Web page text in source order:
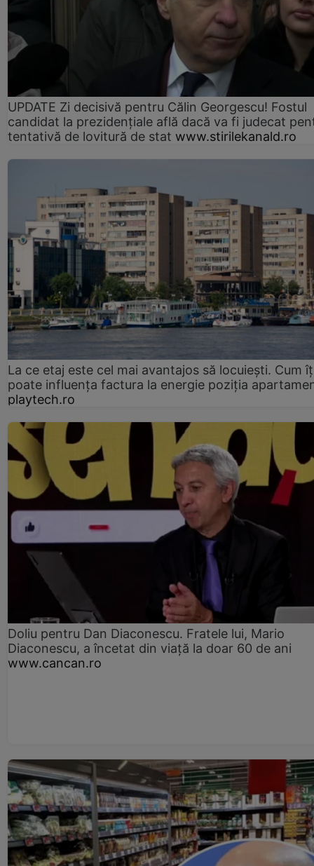
UPDATE Zi decisivă pentru Călin Georgescu! Fostul
candidat la prezidențiale află dacă va fi judecat
tentativă de lovitură de stat www.stirilekanald.ro
La ce etaj este cel mai avantajos să locuiești. Cum
poate influența factura la energie poziția
playtech.ro
Doliu pentru Dan Diaconescu. Fratele lui, Mario
Diaconescu, a încetat din viață la doar 60 de ani
www.cancan.ro